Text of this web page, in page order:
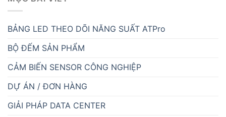
BẢNG LED THEO DÕI NĂNG SUẤT ATPro
BỘ ĐẾM SẢN PHẨM
CẢM BIẾN SENSOR CÔNG NGHIỆP
DỰ ÁN / ĐƠN HÀNG
GIẢI PHÁP DATA CENTER